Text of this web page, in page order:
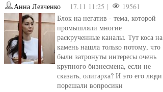
Анна Левченко 17.11 11:25 |
19561
Блок на негатив - тема, которой
промышляли многие
раскрученные каналы. Тут коса на
камень нашла только потому, что
были затронуты интересы очень
крупного бизнесмена, если не
сказать, олигарха? И это его люди
порешали вопросики